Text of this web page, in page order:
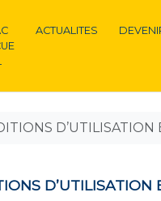
ACTUALITES